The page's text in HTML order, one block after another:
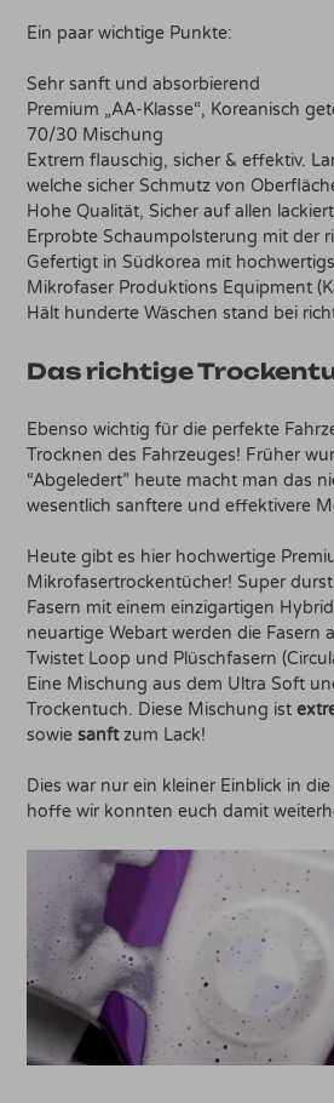
Ein paar wichtige Punkte:
Sehr sanft und absorbierend
Premium „AA-Klasse“, Koreanisch
70/30 Mischung
Extrem flauschig, sicher & effektiv.
welche sicher Schmutz von
Hohe Qualität, Sicher auf allen
Erprobte Schaumpolsterung mit der
Gefertigt in Südkorea mit
Mikrofaser Produktions Equipment
Hält hunderte Wäschen stand bei
Das richtige
Ebenso wichtig für die perfekte
Trocknen des Fahrzeuges! Früher
“Abgeledert” heute macht man das
wesentlich sanftere und effektivere
Heute gibt es hier hochwertige
Mikrofasertrockentücher! Super
Fasern mit einem einzigartigen
neuartige Webart werden die Fasern
Twistet Loop und Plüschfasern
Eine Mischung aus dem Ultra Soft
Trockentuch. Diese Mischung ist
sowie sanftzum Lack!
Dies war nur ein kleiner Einblick in
hoffe wir konnten euch damit